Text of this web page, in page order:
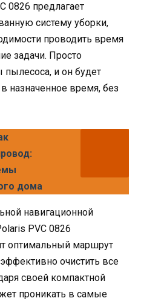
0826 предлагает
систему уборки,
проводить время
задачи. Просто
пылесоса, и он будет
назначенное время, без
дома
навигационной
PVC 0826
оптимальный маршрут
очистить все
своей компактной
проникать в самые